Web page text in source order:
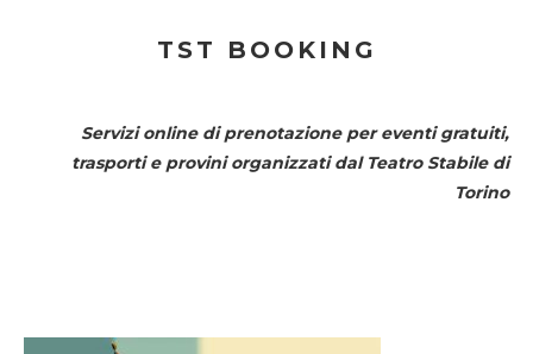
TST BOOKING
Servizi online di prenotazione per eventi gratuiti,
trasporti e provini organizzati dal Teatro Stabile di
Torino